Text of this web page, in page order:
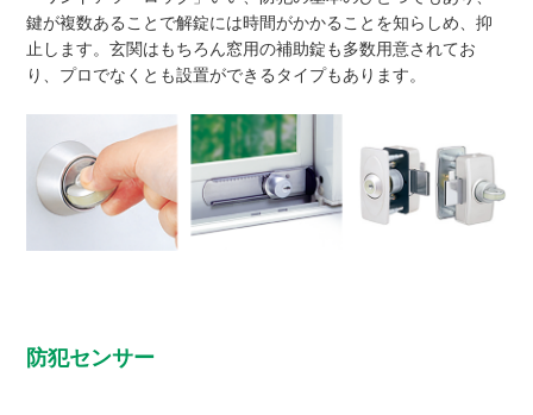
鍵が複数あることで解錠には時間がかかることを知らしめ、抑
止します。玄関はもちろん窓用の補助錠も多数用意されてお
り、プロでなくとも設置ができるタイプもあります。
防犯センサー